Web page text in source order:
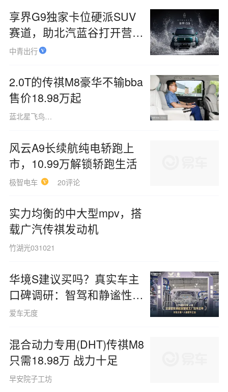
享界G9独家卡位硬派SUV
赛道，助北汽蓝谷打开营收
新空间
中青出行
2.0T的传祺M8豪华不输bba
售价18.98万起
蓝北星飞鸟160508
风云A9长续航纯电轿跑上
市，10.99万解锁轿跑生活
极智电车 20评论
实力均衡的中大型mpv，搭
载广汽传祺发动机
竹湖光031021
华境S建议买吗？真实车主
口碑调研：智驾和静谧性拿
下高分
爱车无度
混合动力专用(DHT)传祺M8
只需18.98万 战力十足
早安院子工坊